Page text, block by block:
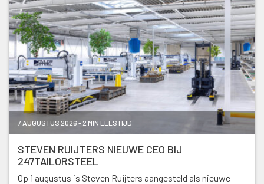
7 AUGUSTUS 2026 - 2 MIN LEESTIJD
STEVEN RUIJTERS NIEUWE CEO BIJ
247TAILORSTEEL
Op 1 augustus is Steven Ruijters aangesteld als nieuwe